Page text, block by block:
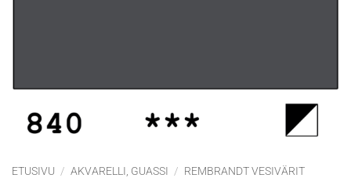
ETUSIVU / AKVARELLI, GUASSI / REMBRANDT VESIVÄRIT